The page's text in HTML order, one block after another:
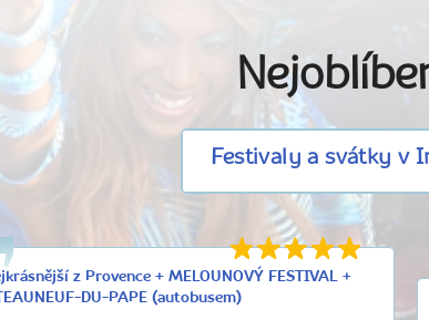
Festivaly a svátky v
z Provence + MELOUNOVÝ FESTIVAL +
DU-PAPE (autobusem)